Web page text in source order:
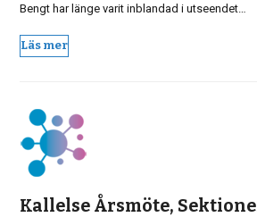
Bengt har länge varit inblandad i utseendet…
Läs mer
Kallelse Årsmöte,